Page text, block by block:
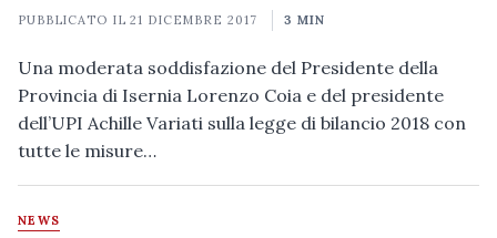
PUBBLICATO IL21 DICEMBRE 2017 3 MIN
Una moderata soddisfazione del Presidente della
Provincia di Isernia Lorenzo Coia e del presidente
dell’UPI Achille Variati sulla legge di bilancio 2018 con
tutte le misure…
NEWS